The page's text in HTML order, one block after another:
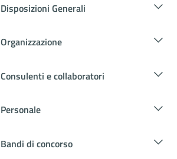
Disposizioni Generali
Organizzazione
Consulenti e collaboratori
Personale
Bandi di concorso